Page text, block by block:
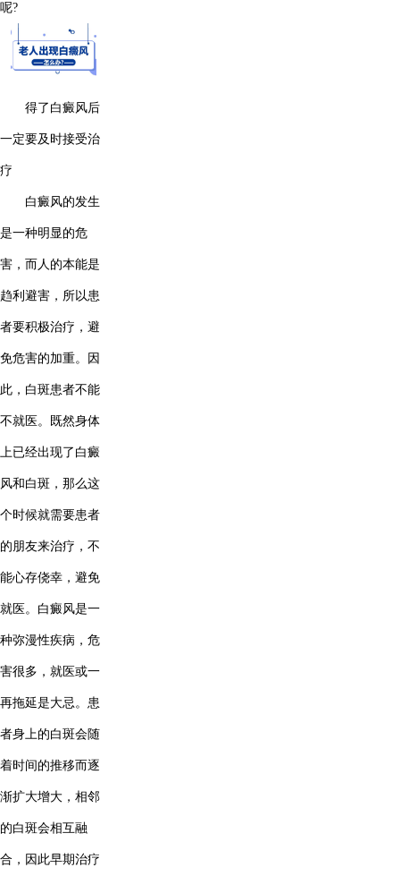
呢?
得了白癜风后
一定要及时接受治
疗
白癜风的发生
是一种明显的危
害，而人的本能是
趋利避害，所以患
者要积极治疗，避
免危害的加重。因
此，白斑患者不能
不就医。既然身体
上已经出现了白癜
风和白斑，那么这
个时候就需要患者
的朋友来治疗，不
能心存侥幸，避免
就医。白癜风是一
种弥漫性疾病，危
害很多，就医或一
再拖延是大忌。患
者身上的白斑会随
着时间的推移而逐
渐扩大增大，相邻
的白斑会相互融
合，因此早期治疗